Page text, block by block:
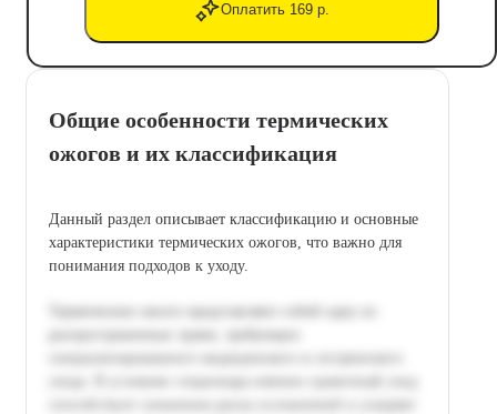
Оплатить 169 р.
Общие особенности термических
ожогов и их классификация
Данный раздел описывает классификацию и основные
характеристики термических ожогов, что важно для
понимания подходов к уходу.